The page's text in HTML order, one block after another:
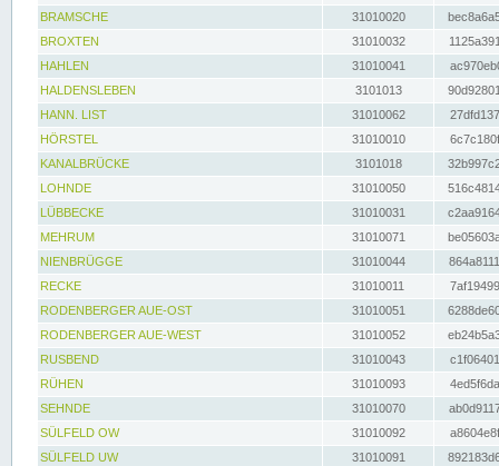
BRAMSCHE
31010020
BROXTEN
31010032
HAHLEN
31010041
HALDENSLEBEN
3101013
HANN. LIST
31010062
HÖRSTEL
31010010
KANALBRÜCKE
3101018
LOHNDE
31010050
LÜBBECKE
31010031
MEHRUM
31010071
NIENBRÜGGE
31010044
RECKE
31010011
RODENBERGER AUE-OST
31010051
RODENBERGER AUE-WEST
31010052
RUSBEND
31010043
RÜHEN
31010093
SEHNDE
31010070
SÜLFELD OW
31010092
SÜLFELD UW
31010091